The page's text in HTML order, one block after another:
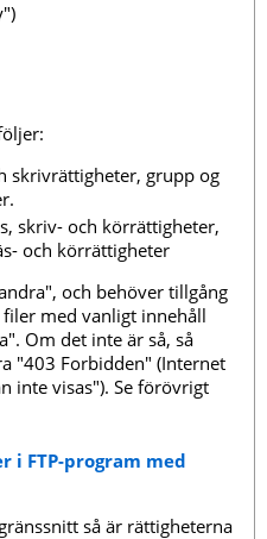
skrivrättigheter, grupp og
skriv- och körrättigheter,
och körrättigheter
och behöver tillgång
med vanligt innehåll
Om det inte är så, så
"403 Forbidden" (Internet
inte visas"). Se förövrigt
FTP-program med
så är rättigheterna